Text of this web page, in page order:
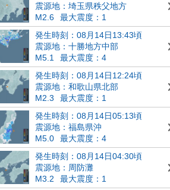
震源地：埼玉県秩父地方
M2.6
最大震度：1
発生時刻：08月14日13:43頃
震源地：十勝地方中部
M5.1
最大震度：4
発生時刻：08月14日12:24頃
震源地：和歌山県北部
M2.3
最大震度：1
発生時刻：08月14日05:13頃
震源地：福島県沖
M5.0
最大震度：4
発生時刻：08月14日04:30頃
震源地：周防灘
M3.2
最大震度：1